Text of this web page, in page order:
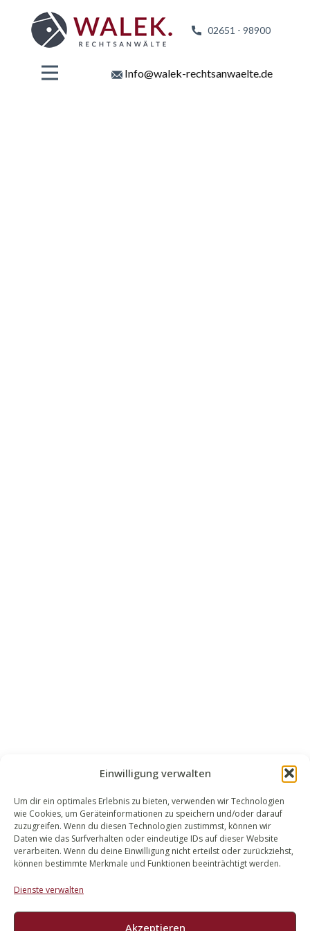
Einwilligung verwalten
Um dir ein optimales Erlebnis zu bieten, verwenden wir Technologien
wie Cookies, um Geräteinformationen zu speichern und/oder darauf
zuzugreifen. Wenn du diesen Technologien zustimmst, können wir
Daten wie das Surfverhalten oder eindeutige IDs auf dieser Website
verarbeiten. Wenn du deine Einwilligung nicht erteilst oder zurückziehst,
können bestimmte Merkmale und Funktionen beeinträchtigt werden.
Dienste verwalten
Akzeptieren
02651 - 98900
Info@walek-rechtsanwaelte.de
WALEK RECHTSANWÄLT​​E
Bachstraße 13
56727 Mayen
02651 98 900
info@walek-rechtsanwaelte.de